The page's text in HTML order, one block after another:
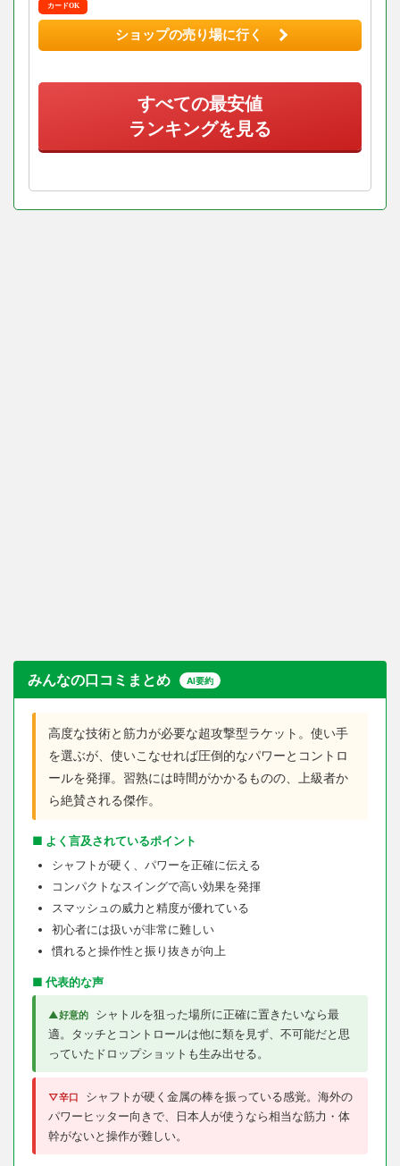
カードOK
ショップの売り場に行く
すべての最安値
ランキングを見る
みんなの口コミまとめ AI要約
高度な技術と筋力が必要な超攻撃型ラケット。使い手
を選ぶが、使いこなせれば圧倒的なパワーとコントロ
ールを発揮。習熟には時間がかかるものの、上級者か
ら絶賛される傑作。
■ よく言及されているポイント
シャフトが硬く、パワーを正確に伝える
コンパクトなスイングで高い効果を発揮
スマッシュの威力と精度が優れている
初心者には扱いが非常に難しい
慣れると操作性と振り抜きが向上
■ 代表的な声
▲好意的
シャトルを狙った場所に正確に置きたいなら最
適。タッチとコントロールは他に類を見ず、不可能だと思
っていたドロップショットも生み出せる。
▽辛口
シャフトが硬く金属の棒を振っている感覚。海外の
パワーヒッター向きで、日本人が使うなら相当な筋力・体
幹がないと操作が難しい。